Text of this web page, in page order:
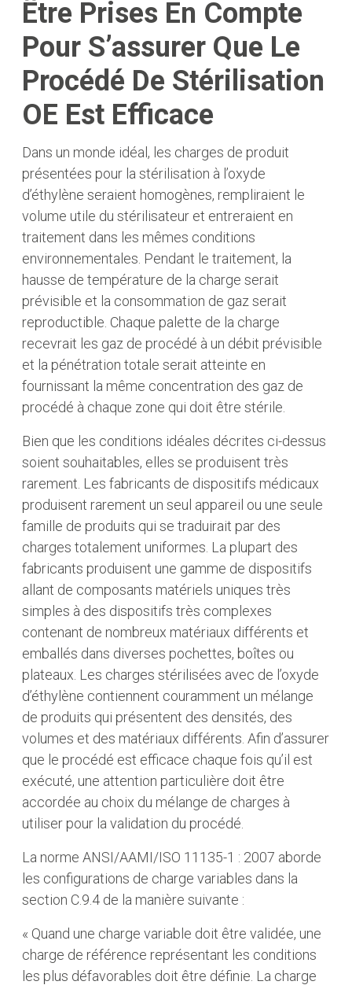
Être Prises En Compte
Pour S’assurer Que Le
Procédé De Stérilisation
OE Est Efficace
Dans un monde idéal, les charges de produit
présentées pour la stérilisation à l’oxyde
d’éthylène seraient homogènes, rempliraient le
volume utile du stérilisateur et entreraient en
traitement dans les mêmes conditions
environnementales. Pendant le traitement, la
hausse de température de la charge serait
prévisible et la consommation de gaz serait
reproductible. Chaque palette de la charge
recevrait les gaz de procédé à un débit prévisible
et la pénétration totale serait atteinte en
fournissant la même concentration des gaz de
procédé à chaque zone qui doit être stérile.
Bien que les conditions idéales décrites ci-dessus
soient souhaitables, elles se produisent très
rarement. Les fabricants de dispositifs médicaux
produisent rarement un seul appareil ou une seule
famille de produits qui se traduirait par des
charges totalement uniformes. La plupart des
fabricants produisent une gamme de dispositifs
allant de composants matériels uniques très
simples à des dispositifs très complexes
contenant de nombreux matériaux différents et
emballés dans diverses pochettes, boîtes ou
plateaux. Les charges stérilisées avec de l’oxyde
d’éthylène contiennent couramment un mélange
de produits qui présentent des densités, des
volumes et des matériaux différents. Afin d’assurer
que le procédé est efficace chaque fois qu’il est
exécuté, une attention particulière doit être
accordée au choix du mélange de charges à
utiliser pour la validation du procédé.
La norme ANSI/AAMI/ISO 11135-1 : 2007 aborde
les configurations de charge variables dans la
section C.9.4 de la manière suivante :
« Quand une charge variable doit être validée, une
charge de référence représentant les conditions
les plus défavorables doit être définie. La charge